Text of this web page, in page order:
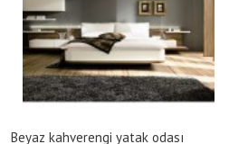
Beyaz kahverengi yatak odası